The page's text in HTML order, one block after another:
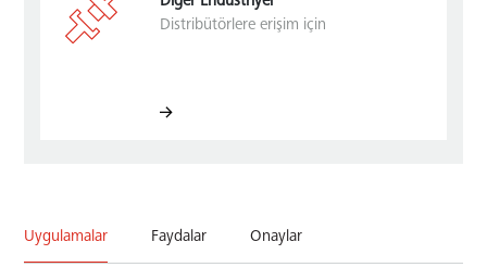
Distribütörlere erişim için
Uygulamalar Faydalar Onaylar